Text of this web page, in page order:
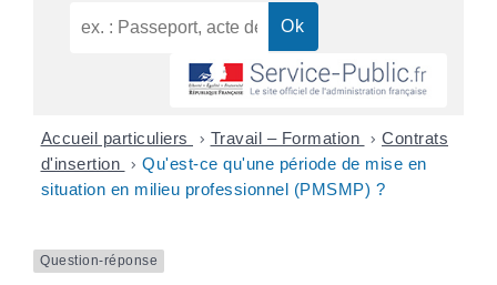
Accueil particuliers > Travail – Formation > Contrats
d'insertion > Qu'est-ce qu'une période de mise en
situation en milieu professionnel (PMSMP) ?
Question-réponse